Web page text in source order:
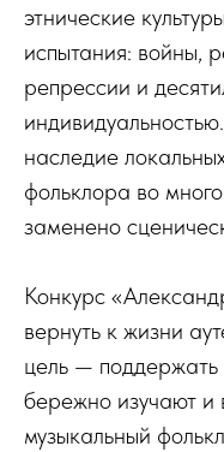
этнические
испытания: войны,
репрессии и
наследие
фольклора во
заменено
Конкурс
вернуть к жизни
цель — поддержать
бережно изучают и
музыкальный